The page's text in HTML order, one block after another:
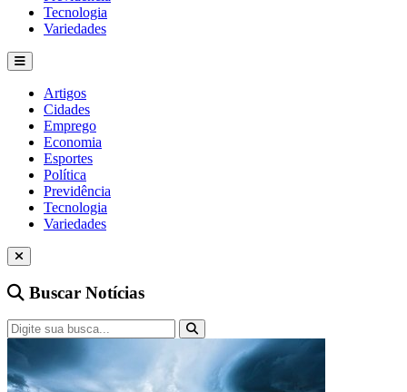
Tecnologia
Variedades
Artigos
Cidades
Emprego
Economia
Esportes
Política
Previdência
Tecnologia
Variedades
Buscar Notícias